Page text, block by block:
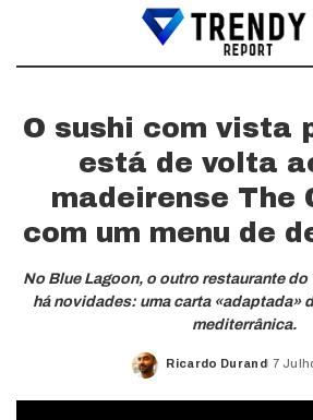
O sushi com vista
está de volta
madeirense The
com um menu de
No Blue Lagoon, o outro restaurante do
há novidades: uma carta «adaptada»
mediterrânica.
Posted
Ricardo Durand 7